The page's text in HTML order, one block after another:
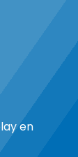
en